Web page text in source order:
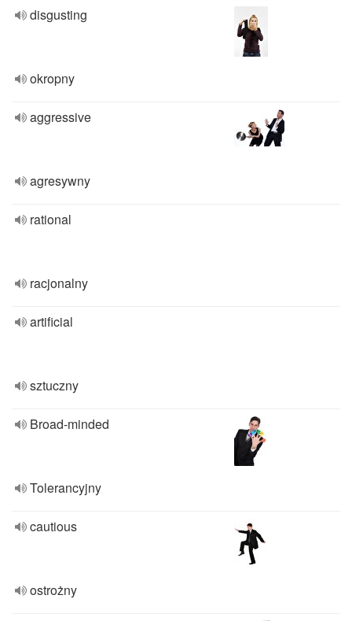
disgusting
okropny
aggressive
agresywny
rational
racjonalny
artificial
sztuczny
Broad-minded
Tolerancyjny
cautious
ostrożny